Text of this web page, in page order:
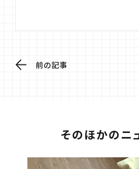
前の記事
そのほかのニ